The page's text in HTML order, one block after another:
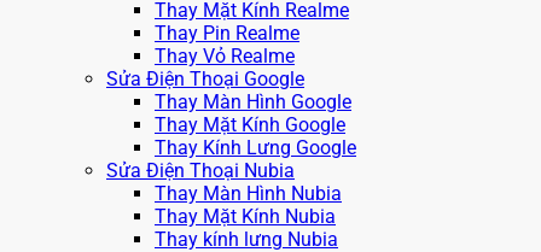
Thay Mặt Kính Realme
Thay Pin Realme
Thay Vỏ Realme
Sửa Điện Thoại Google
Thay Màn Hình Google
Thay Mặt Kính Google
Thay Kính Lưng Google
Sửa Điện Thoại Nubia
Thay Màn Hình Nubia
Thay Mặt Kính Nubia
Thay kính lưng Nubia